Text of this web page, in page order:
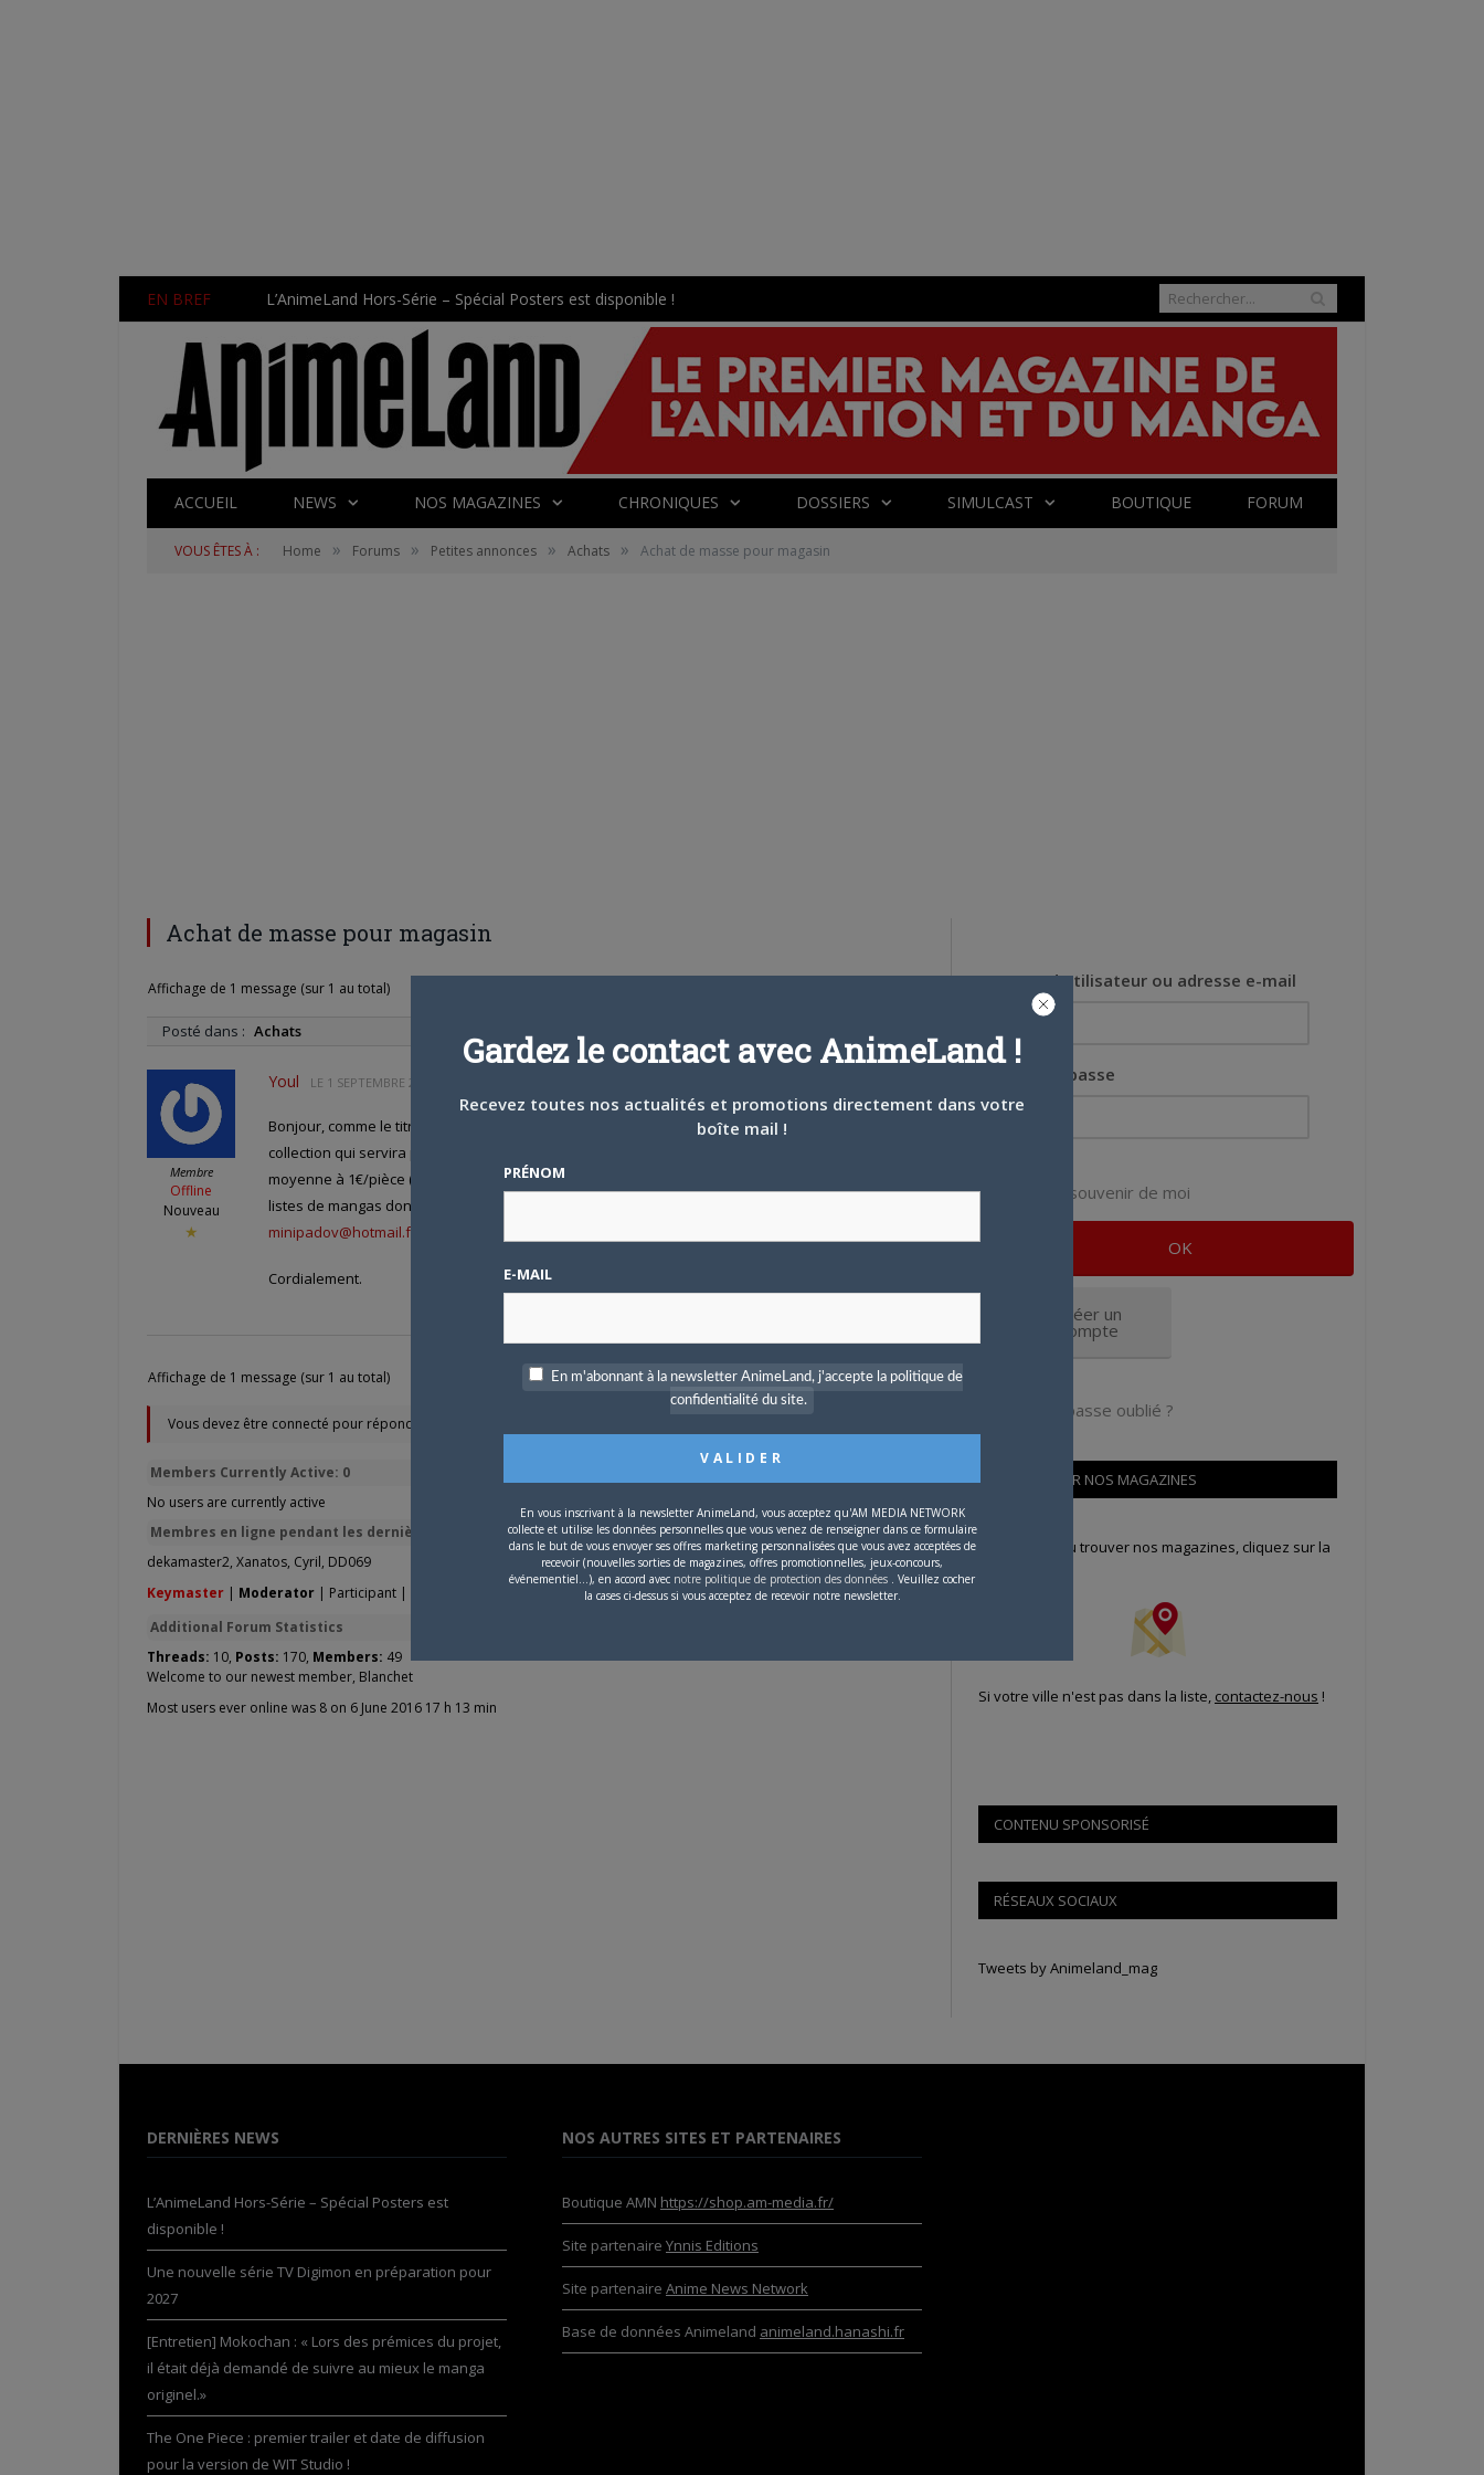
EN BREF L’AnimeLand Hors-Série – Spécial Posters est disponible !
ACCUEIL NEWS NOS MAGAZINES CHRONIQUES DOSSIERS SIMULCAST BOUTIQUE FORUM
VOUS ÊTES À : Home » Forums » Petites annonces » Achats » Achat de masse pour magasin
Achat de masse pour magasin
Affichage de 1 message (sur 1 au total)
Posté dans : Achats
Membre
Offline
Nouveau
★
Youl LE 1 SEPTEMBRE 2013 À 20 H 28 MIN
Bonjour, comme le titre l'indique, j'achète de gros lots de mangas afin de compléter notre
collection qui servira pour notre futur magasin. Ainsi nous achetons des mangas d'occasion en
moyenne à 1€/pièce (pouvant aller jusqu'à 1.5€ pour les rares). N'hésitez pas à envoyer vos
listes de mangas dont vous voulez vous débarrasser sur l'adresse suivante :
minipadov@hotmail.fr
Cordialement.
Affichage de 1 message (sur 1 au total)
Vous devez être connecté pour répondre à ce sujet.
Members Currently Active: 0
No users are currently active
Membres en ligne pendant les dernières 24 heures : 4
dekamaster2, Xanatos, Cyril, DD069
Keymaster | Moderator | Participant |
Additional Forum Statistics
Threads: 10, Posts: 170, Members: 49
Welcome to our newest member, Blanchet
Most users ever online was 8 on 6 June 2016 17 h 13 min
Nom d'utilisateur ou adresse e-mail
Mot de passe
Se souvenir de moi
Créer un
compte
Mot de passe oublié ?
OÙ TROUVER NOS MAGAZINES
Pour savoir où trouver nos magazines, cliquez sur la
Si votre ville n'est pas dans la liste, contactez-nous !
CONTENU SPONSORISÉ
RÉSEAUX SOCIAUX
Tweets by Animeland_mag
DERNIÈRES NEWS
L’AnimeLand Hors-Série – Spécial Posters est
disponible !
Une nouvelle série TV Digimon en préparation pour
2027
[Entretien] Mokochan : « Lors des prémices du projet,
il était déjà demandé de suivre au mieux le manga
originel.»
The One Piece : premier trailer et date de diffusion
pour la version de WIT Studio !
NOS AUTRES SITES ET PARTENAIRES
Boutique AMN https://shop.am-media.fr/
Site partenaire Ynnis Editions
Site partenaire Anime News Network
Base de données Animeland animeland.hanashi.fr
Gardez le contact avec AnimeLand !
Recevez toutes nos actualités et promotions directement dans votre
boîte mail !
PRÉNOM
E-MAIL
En m'abonnant à la newsletter AnimeLand, j'accepte la politique de
confidentialité du site.
En vous inscrivant à la newsletter AnimeLand, vous acceptez qu'AM MEDIA NETWORK
collecte et utilise les données personnelles que vous venez de renseigner dans ce formulaire
dans le but de vous envoyer ses offres marketing personnalisées que vous avez acceptées de
recevoir (nouvelles sorties de magazines, offres promotionnelles, jeux-concours,
événementiel...), en accord avec notre politique de protection des données . Veuillez cocher
la cases ci-dessus si vous acceptez de recevoir notre newsletter.